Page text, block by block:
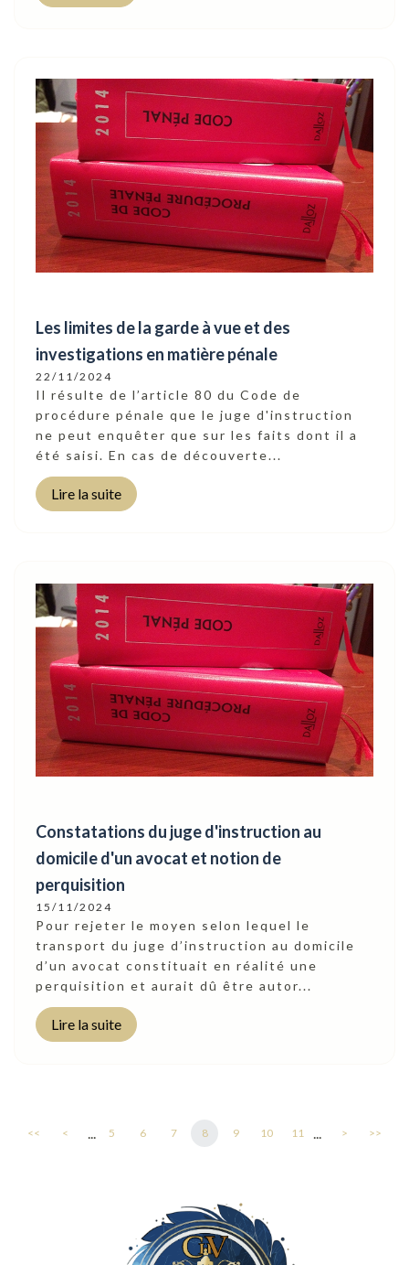
Les limites de la garde à vue et des
investigations en matière pénale
22/11/2024
Il résulte de l’article 80 du Code de
procédure pénale que le juge d'instruction
ne peut enquêter que sur les faits dont il a
été saisi. En cas de découverte...
Lire la suite
Constatations du juge d'instruction au
domicile d'un avocat et notion de
perquisition
15/11/2024
Pour rejeter le moyen selon lequel le
transport du juge d’instruction au domicile
d’un avocat constituait en réalité une
perquisition et aurait dû être autor...
Lire la suite
<< < ... 5 6 7 8 9 10 11 ... > >>